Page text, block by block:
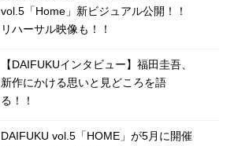
vol.5「Home」新ビジュアル公開！！
リハーサル映像も！！
【DAIFUKUインタビュー】福田圭吾、
新作にかける思いと見どころを語
る！！
DAIFUKU vol.5「HOME」が5月に開催